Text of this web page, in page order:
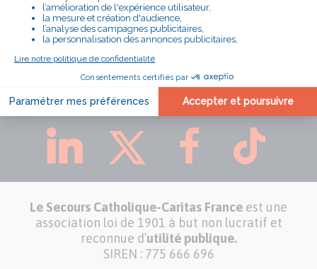
RETROUVEZ LE SECOURS CATHOLIQUE
CARITAS FRANCE SUR :
Le Secours Catholique-Caritas France est une
association loi de 1901 à but non lucratif et
reconnue d’utilité publique.
SIREN : 775 666 696